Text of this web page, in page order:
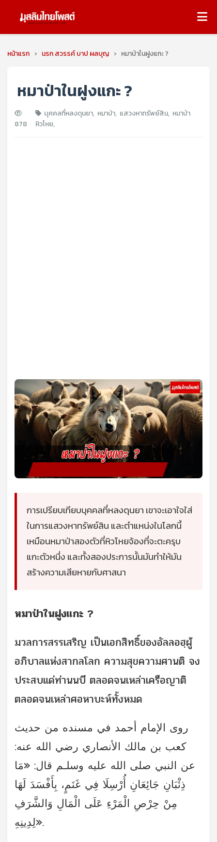
หน้าแรก › นรก สวรรค์ บาป ผลบุญ › หมาป่าในฝูงแกะ ?
หมาป่าในฝูงแกะ ?
878
บุคคลที่หลงดุนยา, หมาป่า, แสวงหาทรัพย์สิน, หมาป่า
หิวโหย,
การเปรียบเทียบบุคคลที่หลงดุนยา เขาจะเอาใจใส่
ในการแสวงหาทรัพย์สิน และตำแหน่งในโลกนี้
เหมือนหมาป่าสองตัวที่หิวโหยจ้องที่จะตะครุบ
แกะตัวหนึ่ง และทั้งสองประการนั้นมันทำให้มัน
สร้างความเสียหายกับศาสนา
หมาป่าในฝูงแกะ ?
มวลการสรรเสริญ เป็นเอกสิทธิ์ของอัลลอฮฺผู้
อภิบาลแห่งสากลโลก ความสุขความศานติ จง
ประสบแด่ท่านนบี ตลอดจนเหล่าเครือญาติ
ตลอดจนเหล่าศอหาบะห์ทั้งหมด
روى الإمام أحمد في مسنده من حديث
كعب بن مالك الأنصاري رضي الله عنه:
عن النبي صلى الله عليه وسلـم قال: «مَا
ذِئْبَانِ جَائِعَانِ أُرْسِلَا فِي غَنَمٍ، بِأَفْسَدَ لَهَا
مِنْ حِرْصِ الْمَرْءِ عَلَى الْمَالِ وَالشَّرَفِ
لِدِينِهِ».